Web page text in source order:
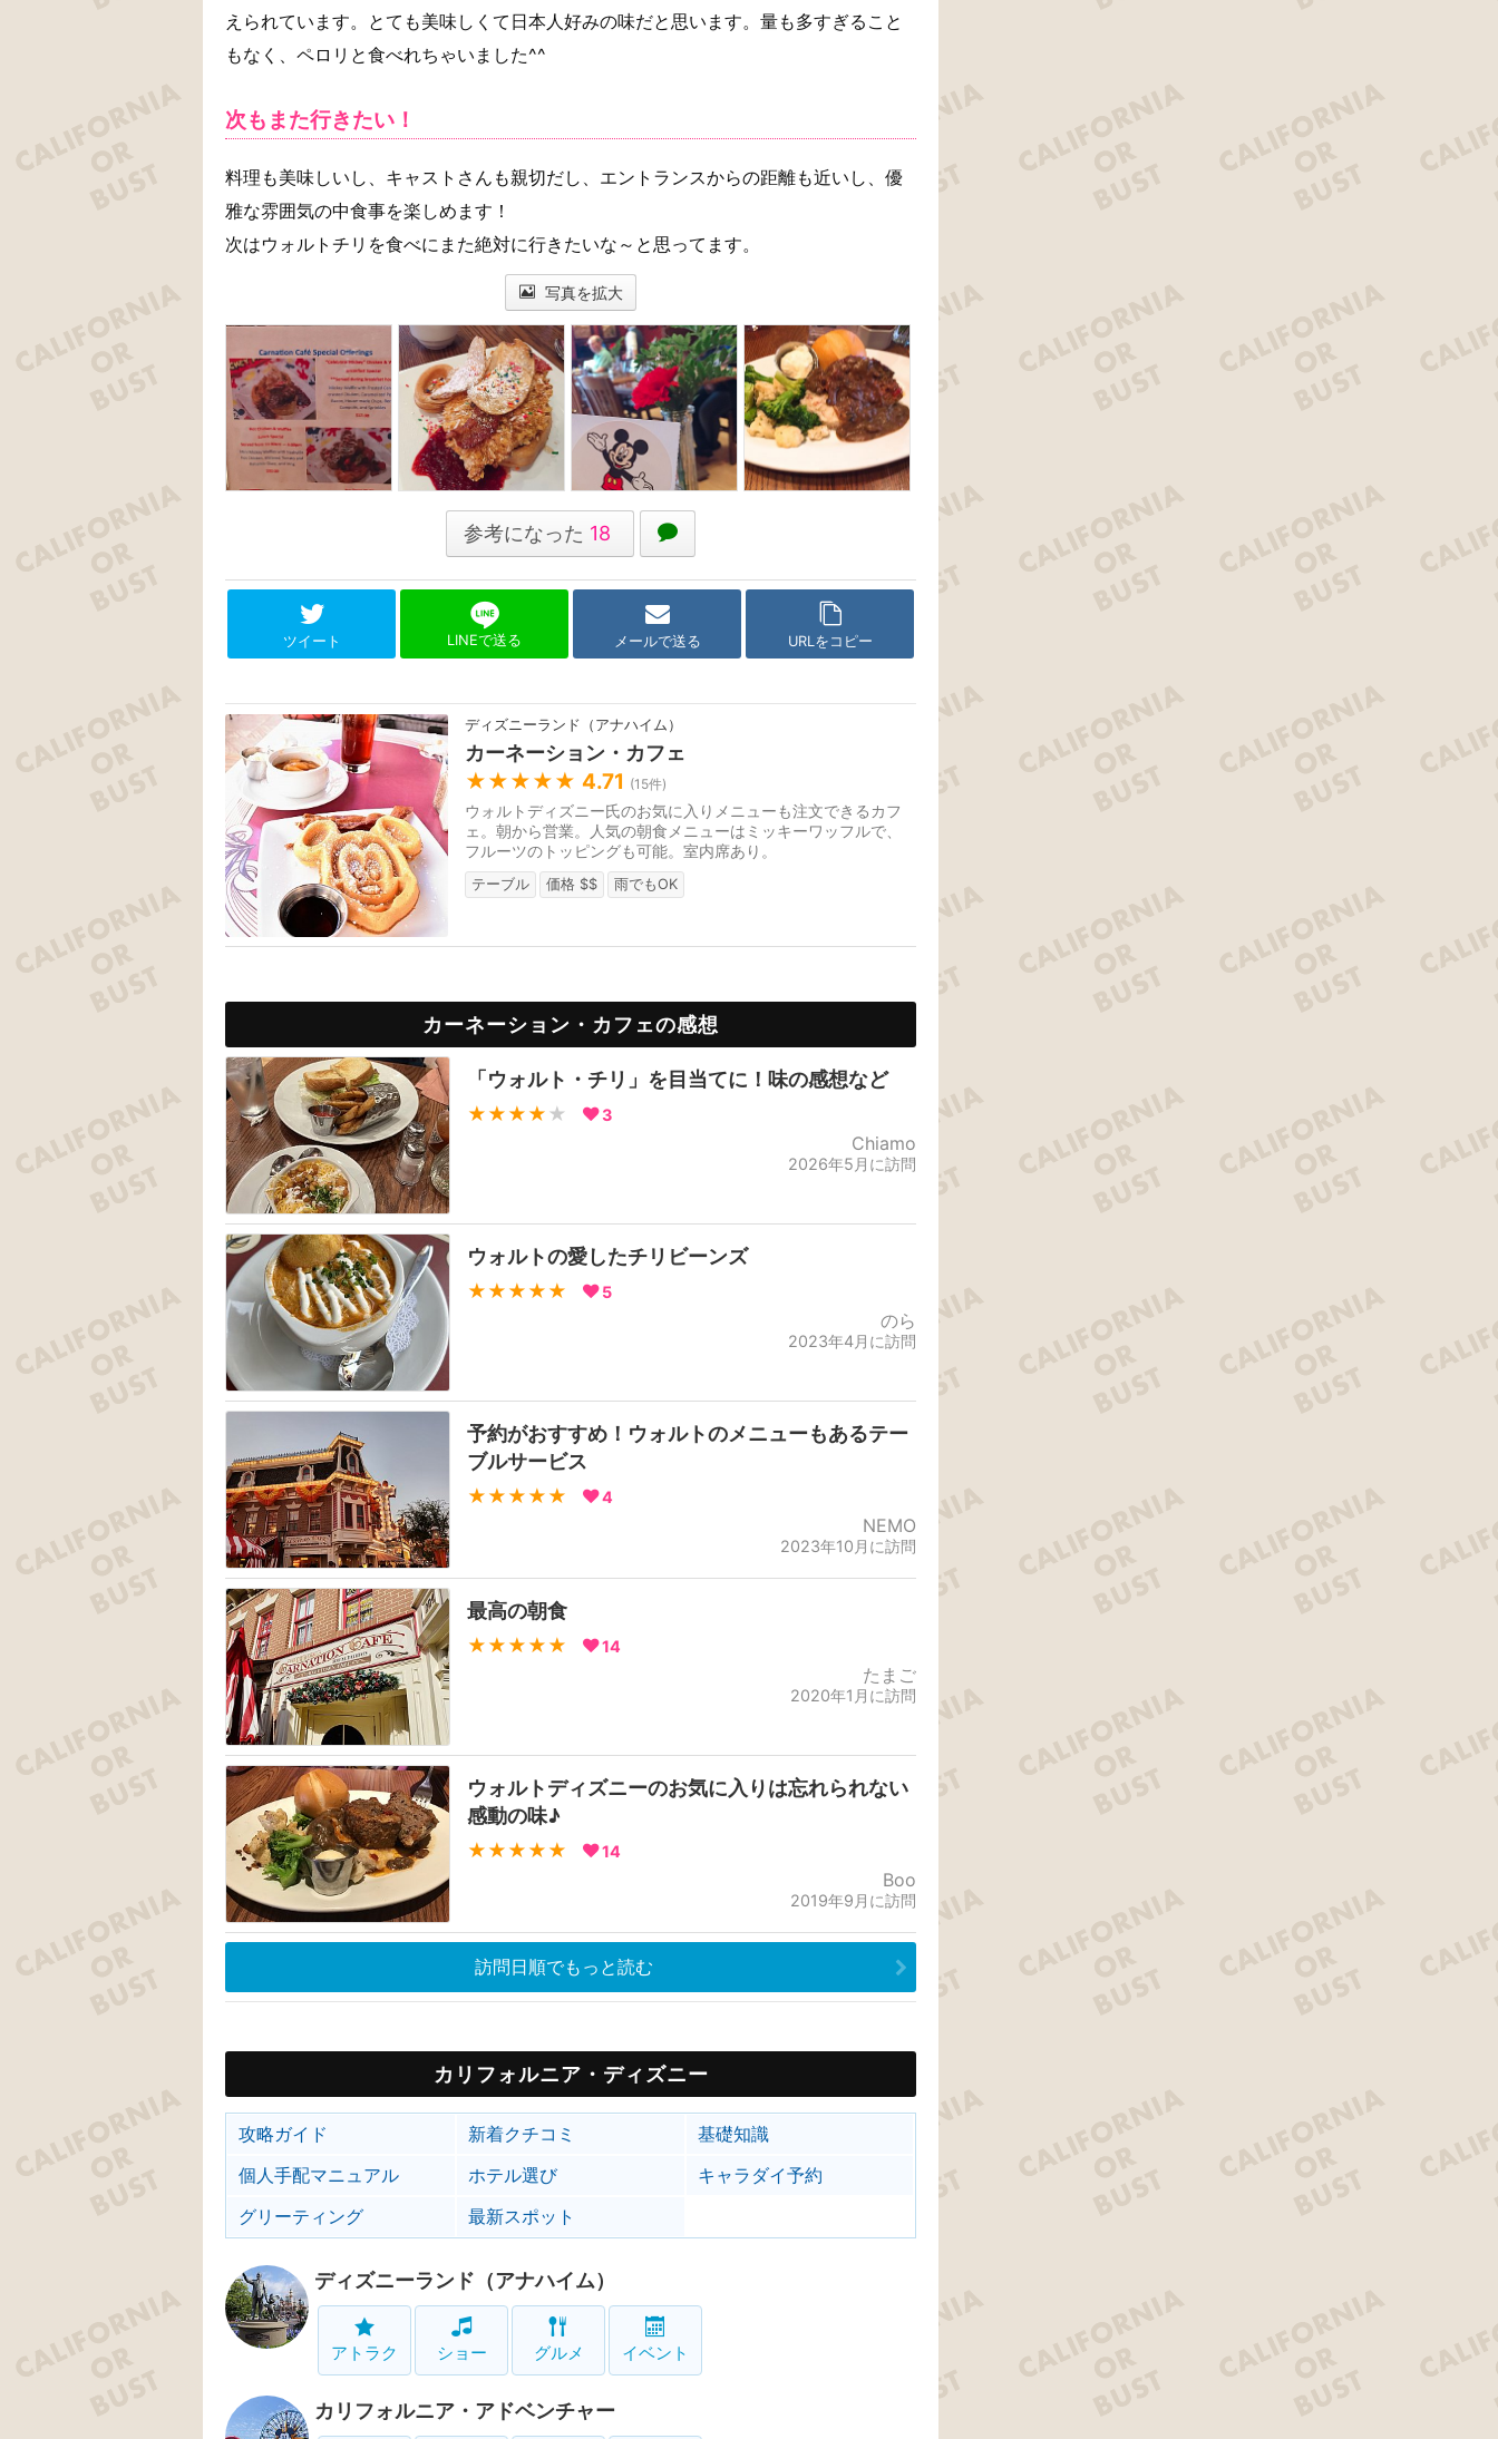
えられています。とても美味しくて日本人好みの味だと思います。量も多すぎること
もなく、ペロリと食べれちゃいました^^
次もまた行きたい！
料理も美味しいし、キャストさんも親切だし、エントランスからの距離も近いし、優
雅な雰囲気の中食事を楽しめます！
次はウォルトチリを食べにまた絶対に行きたいな～と思ってます。
写真を拡大
参考になった 18
ツイート LINEで送る メールで送る URLをコピー
ディズニーランド（アナハイム）
カーネーション・カフェ
★★★★★ 4.71 (15件)
ウォルトディズニー氏のお気に入りメニューも注文できるカフ
ェ。朝から営業。人気の朝食メニューはミッキーワッフルで、
フルーツのトッピングも可能。室内席あり。
テーブル 価格 $$ 雨でもOK
カーネーション・カフェの感想
「ウォルト・チリ」を目当てに！味の感想など
★★★★ ★ 3
Chiamo
2026年5月に訪問
ウォルトの愛したチリビーンズ
★★★★★ 5
のら
2023年4月に訪問
予約がおすすめ！ウォルトのメニューもあるテー
ブルサービス
★★★★★ 4
NEMO
2023年10月に訪問
最高の朝食
★★★★★ 14
たまご
2020年1月に訪問
ウォルトディズニーのお気に入りは忘れられない
感動の味♪
★★★★★ 14
Boo
2019年9月に訪問
訪問日順でもっと読む
カリフォルニア・ディズニー
攻略ガイド 新着クチコミ
基礎知識
個人手配マニュアル
ホテル選び
キャラダイ予約
グリーティング
最新スポット
ディズニーランド（アナハイム）
アトラク ショー グルメ イベント
カリフォルニア・アドベンチャー